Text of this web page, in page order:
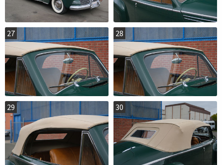
27 28
29 30